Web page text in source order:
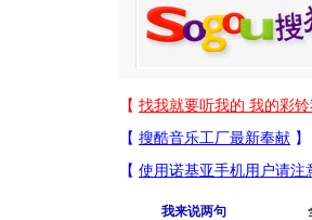
我来说两句